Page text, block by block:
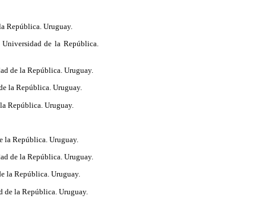
República. Uruguay.
de la República.
de la República. Uruguay.
la República. Uruguay.
República. Uruguay.
la República. Uruguay.
de la República. Uruguay.
la República. Uruguay.
de la República. Uruguay.